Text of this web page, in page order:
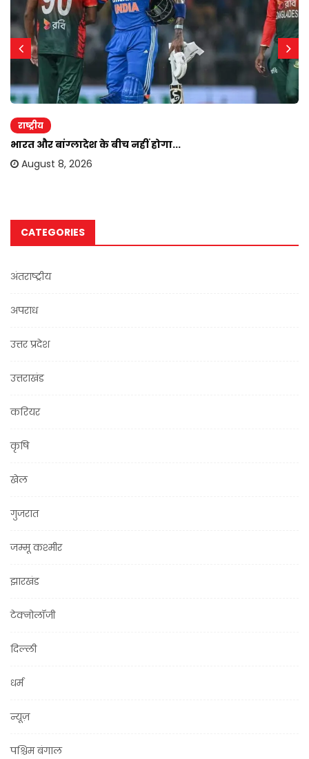
राष्ट्रीय
भारत और बांग्लादेश के बीच नहीं होगा...
August 8, 2026
CATEGORIES
अंतराष्ट्रीय
अपराध
उत्तर प्रदेश
उत्तराखंड
करियर
कृषि
खेल
गुजरात
जम्मू कश्मीर
झारखंड
टेक्नोलॉजी
दिल्ली
धर्म
न्यूज़
पश्चिम बंगाल